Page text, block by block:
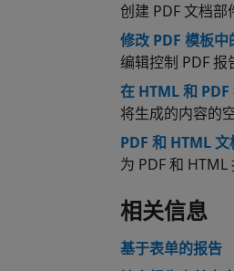
创建 PDF 文档部
修改 PDF 模板中
编辑控制 PDF 报
在 HTML 和
将生成的内容的
PDF 和 HTML
为 PDF 和 HTML
相关信息
基于表单的报告